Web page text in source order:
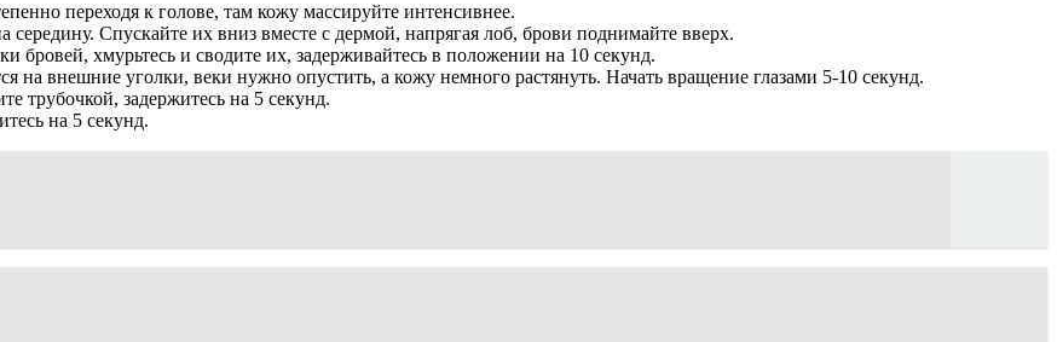
переходя к голове, там кожу массируйте интенсивнее.
Спускайте их вниз вместе с дермой, напрягая лоб, брови поднимайте вверх.
бровей, хмурьтесь и сводите их, задерживайтесь в положении на 10 секунд.
на внешние уголки, веки нужно опустить, а кожу немного растянуть. Начать вращение глазами 5-10 секунд.
трубочкой, задержитесь на 5 секунд.
на 5 секунд.